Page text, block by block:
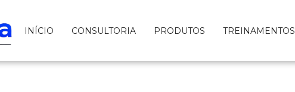
INÍCIO CONSULTORIA PRODUTOS TREINAMENTOS